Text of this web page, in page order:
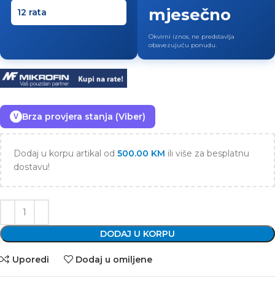
mjesečno
Okvirni iznos, ne predstavlja
obavezujuću ponudu.
V Brza provjera stanja (Viber)
Dodaj u korpu artikal od 500.00 KM ili više za besplatnu
dostavu!
DODAJ U KORPU
Uporedi Dodaj u omiljene